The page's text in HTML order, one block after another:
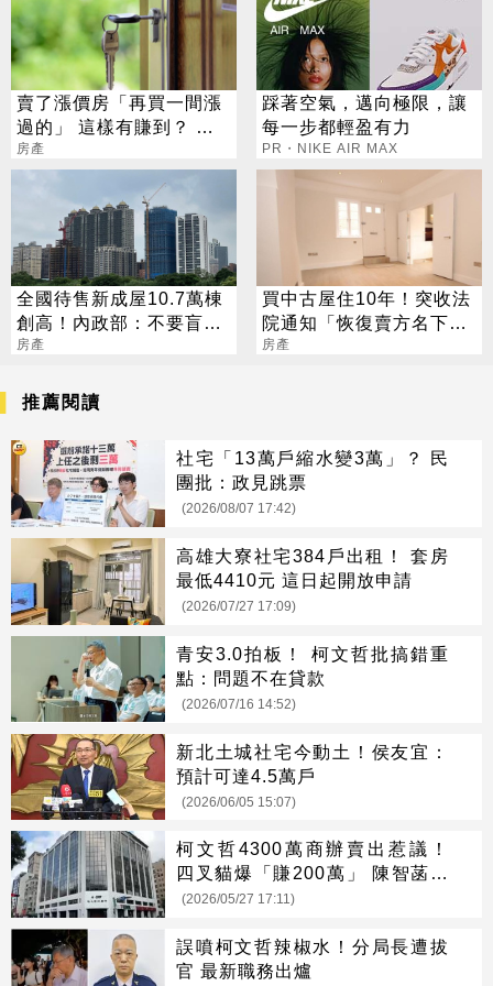
賣了漲價房「再買一間漲
過的」 這樣有賺到？ 網
笑：這樣問就外行了
房產
踩著空氣，邁向極限，讓
每一步都輕盈有力
PR・NIKE AIR MAX
全國待售新成屋10.7萬棟
創高！內政部：不要盲目
搶購
房產
買中古屋住10年！突收法
院通知「恢復賣方名下」
網傻眼：2022最瞎
房產
推薦閱讀
社宅「13萬戶縮水變3萬」？ 民
團批：政見跳票
(2026/08/07 17:42)
高雄大寮社宅384戶出租！ 套房
最低4410元 這日起開放申請
(2026/07/27 17:09)
青安3.0拍板！ 柯文哲批搞錯重
點：問題不在貸款
(2026/07/16 14:52)
新北土城社宅今動土！侯友宜：
預計可達4.5萬戶
(2026/06/05 15:07)
柯文哲4300萬商辦賣出惹議！
四叉貓爆「賺200萬」 陳智菡回
應了
(2026/05/27 17:11)
誤噴柯文哲辣椒水！分局長遭拔
官 最新職務出爐